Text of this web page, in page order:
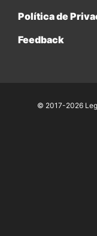
Política de
Feedback
© 2017-2026